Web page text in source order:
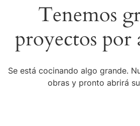
Tenemos
proyectos por
Se está cocinando algo grande.
obras y pronto abrirá